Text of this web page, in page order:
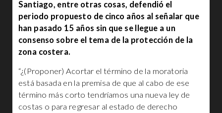
Santiago, entre otras cosas, defendió el
periodo propuesto de cinco años al señalar que
han pasado 15 años sin que se llegue a un
consenso sobre el tema de la protección de la
zona costera.
“¿(Proponer) Acortar el término de la moratoria
está basada en la premisa de que al cabo de ese
término más corto tendríamos una nueva ley de
costas o para regresar al estado de derecho